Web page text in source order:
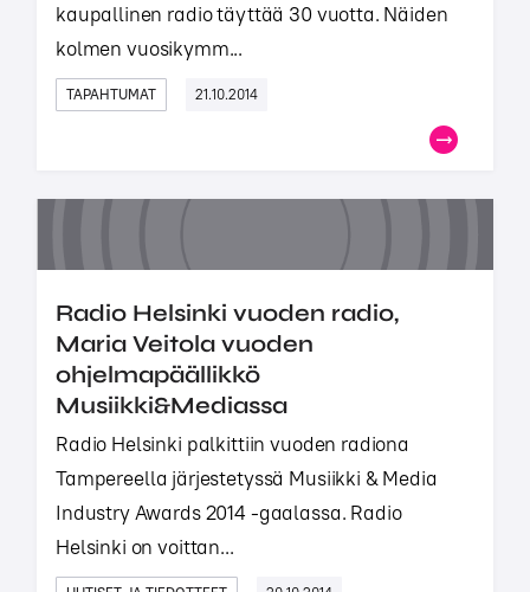
kaupallinen radio täyttää 30 vuotta. Näiden
kolmen vuosikymm...
TAPAHTUMAT 21.10.2014
Radio Helsinki vuoden radio,
Maria Veitola vuoden
ohjelmapäällikkö
Musiikki&Mediassa
Radio Helsinki palkittiin vuoden radiona
Tampereella järjestetyssä Musiikki & Media
Industry Awards 2014 -gaalassa. Radio
Helsinki on voittan...